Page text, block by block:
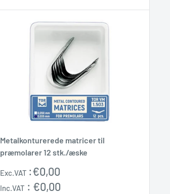
Metalkonturerede matricer til
præmolarer 12 stk./æske
Udsalgspris
Exc.VAT :€0,00
Inc.VAT : €0,00